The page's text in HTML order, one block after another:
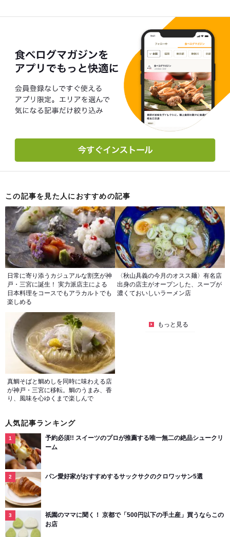
この記事を見た人におすすめの記事
日常に寄り添うカジュアルな割烹が神
戸・三宮に誕生！ 実力派店主による
日本料理をコースでもアラカルトでも
楽しめる
〈秋山具義の今月のオスス麺〉有名店
出身の店主がオープンした、スープが
濃くておいしいラーメン店
真鯛そばと鯛めしを同時に味わえる店
が神戸・三宮に移転。鯛のうまみ、香
り、風味を心ゆくまで楽しんで
もっと見る
人気記事ランキング
予約必須!! スイーツのプロが推薦する唯一無二の絶品シュークリ
ーム
パン愛好家がおすすめするサックサクのクロワッサン5選
祇園のママに聞く！ 京都で「500円以下の手土産」買うならこの
お店